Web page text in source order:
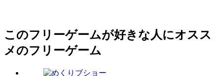
このフリーゲームが好きな人にオスス
メのフリーゲーム